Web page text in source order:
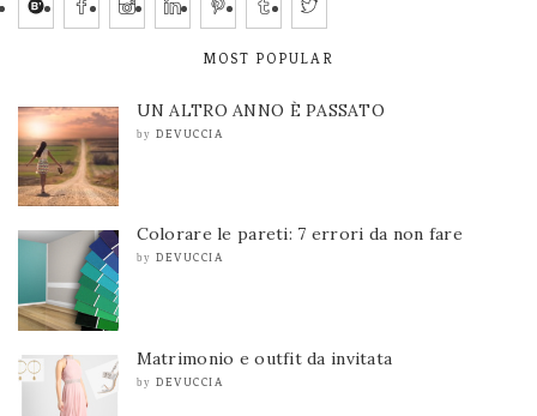
MOST POPULAR
UN ALTRO ANNO È PASSATO
by DEVUCCIA
Colorare le pareti: 7 errori da non fare
by DEVUCCIA
Matrimonio e outfit da invitata
by DEVUCCIA